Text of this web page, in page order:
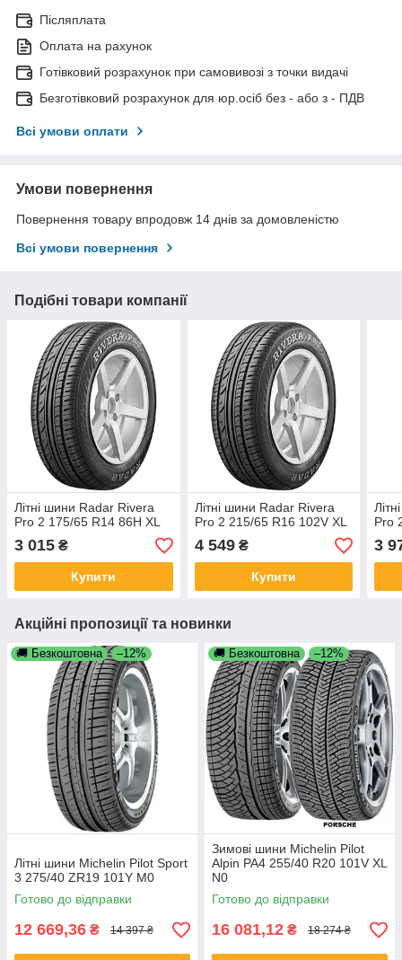
Післяплата
Оплата на рахунок
Готівковий розрахунок при самовивозі з точки видачі
Безготівковий розрахунок для юр.осіб без - або з - ПДВ
Всі умови оплати
Умови повернення
Повернення товару впродовж 14 днів за домовленістю
Всі умови повернення
Подібні товари компанії
Літні шини Radar Rivera
Pro 2 175/65 R14 86H XL
3 015 ₴
Купити
Літні шини Radar Rivera
Pro 2 215/65 R16 102V XL
4 549₴
Купити
Pro
3
Акційні пропозиції та новинки
🚚 Безкоштовна –12%
Літні шини Michelin Pilot Sport
3 275/40 ZR19 101Y M0
Готово до відправки
12 669,36 ₴ 14 397 ₴
🚚 Безкоштовна –12%
Зимові шини Michelin Pilot
Alpin PA4 255/40 R20 101V XL
N0
Готово до відправки
16 081,12 ₴ 18 274 ₴